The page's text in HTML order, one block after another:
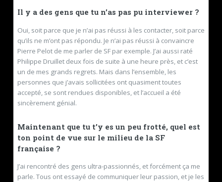
Il y a des gens que tu n’as pas pu interviewer ?
Oui, soit parce que je n’ai pas réussi à les contacter, soit parce
qu’ils ne m’ont pas répondu. Je n’ai pas réussi à convaincre
Pierre Pelot de me parler de SF par exemple. J’ai aussi raté
Philippe Druillet deux fois de suite à une heure près, et c’est
un de mes grands regrets. Mais dans l’ensemble, les
personnes que j’avais sollicitées ont quasiment toutes
accepté, se sont rendues disponibles, et l’accueil a été
sincèrement génial.
Maintenant que tu t’y es un peu frotté, quel est
ton point de vue sur le milieu de la SF
française ?
J’ai rencontré des gens ultra-passionnés, et forcément ça me
parle. Tous ont essayé de communiquer leur passion, et je les